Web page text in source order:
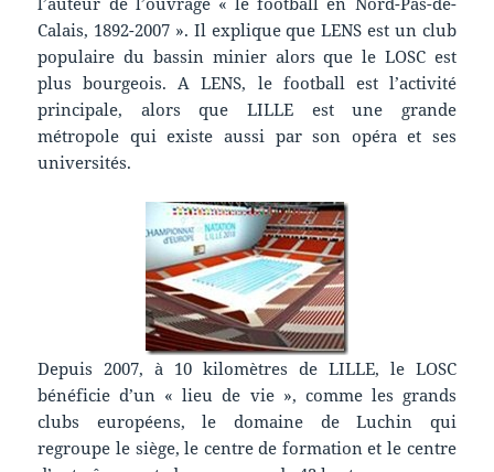
Calais, 1892-2007 ». Il explique que LENS est un club
populaire du bassin minier alors que le LOSC est
plus bourgeois. A LENS, le football est l’activité
principale, alors que LILLE est une grande
métropole qui existe aussi par son opéra et ses
universités.
Depuis 2007, à 10 kilomètres de LILLE, le LOSC
bénéficie d’un « lieu de vie », comme les grands
clubs européens, le domaine de Luchin qui
regroupe le siège, le centre de formation et le centre